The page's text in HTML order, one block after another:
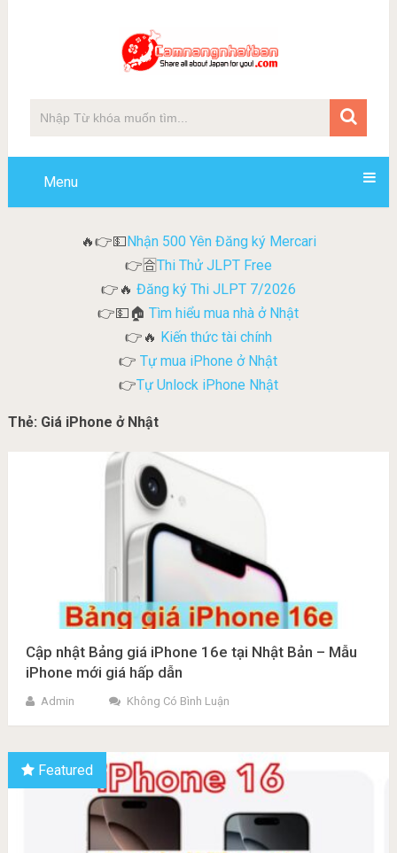
Menu
🔥👉💵Nhận 500 Yên Đăng ký Mercari
👉🈴Thi Thử JLPT Free
👉🔥 Đăng ký Thi JLPT 7/2026
👉💵🏠Tìm hiểu mua nhà ở Nhật
👉🔥 Kiến thức tài chính
👉 Tự mua iPhone ở Nhật
👉Tự Unlock iPhone Nhật
Thẻ: Giá iPhone ở Nhật
Cập nhật Bảng giá iPhone 16e tại Nhật Bản – Mẫu
iPhone mới giá hấp dẫn
Admin Không Có Bình Luận
Featured